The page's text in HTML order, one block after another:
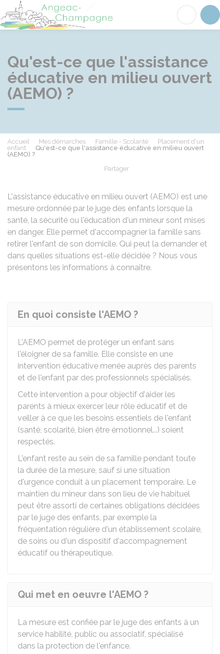
Angeac-Champagne
Qu'est-ce que l'assistance
éducative en milieu ouvert
(AEMO) ?
Accueil Mes démarches Famille - Scolarité
Placement d'un
enfant
Qu'est-ce que l'assistance éducative en milieu ouvert
(AEMO) ?
Partager
L'assistance éducative en milieu ouvert (AEMO) est une
mesure ordonnée par le juge des enfants lorsque la
santé, la sécurité ou l'éducation d'un mineur sont mises
en danger. Elle permet d'accompagner la famille sans
retirer l'enfant de son domicile. Qui peut la demander et
dans quelles situations est-elle décidée ? Nous vous
présentons les informations à connaître.
En quoi consiste l'AEMO ?
L'AEMO permet de protéger un enfant sans
l'éloigner de sa famille. Elle consiste en une
intervention éducative menée auprès des parents
et de l'enfant par des professionnels spécialisés.
Cette intervention a pour objectif d'aider les
parents à mieux exercer leur rôle éducatif et de
veiller à ce que les besoins essentiels de l'enfant
(santé, scolarité, bien être émotionnel...) soient
respectés.
L'enfant reste au sein de sa famille pendant toute
la durée de la mesure, sauf si une situation
d'urgence conduit à un placement temporaire. Le
maintien du mineur dans son lieu de vie habituel
peut être assorti de certaines obligations décidées
par le juge des enfants, par exemple la
fréquentation régulière d'un établissement scolaire,
de soins ou d'un dispositif d'accompagnement
éducatif ou thérapeutique.
Qui met en oeuvre l'AEMO ?
La mesure est confiée par le juge des enfants à un
service habilité, public ou associatif, spécialisé
dans la protection de l'enfance.